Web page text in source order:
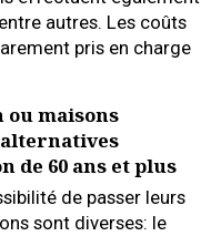
autres. Les coûts
pris en charge
ou maisons
de 60 ans et plus
de passer leurs
sont diverses: le